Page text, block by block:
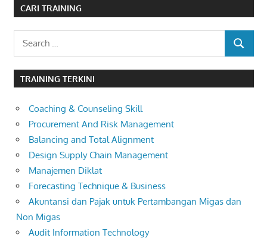
CARI TRAINING
Search
SEARCH
TRAINING TERKINI
Coaching & Counseling Skill
Procurement And Risk Management
Balancing and Total Alignment
Design Supply Chain Management
Manajemen Diklat
Forecasting Technique & Business
Akuntansi dan Pajak untuk Pertambangan Migas dan
Non Migas
Audit Information Technology